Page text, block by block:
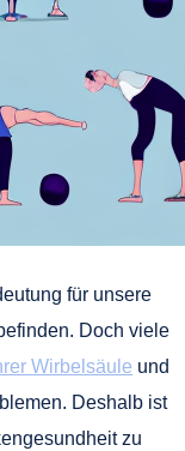
für unsere
Doch viele
Wirbelsäule und
Deshalb ist
zu